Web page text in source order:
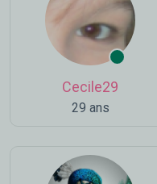
Cecile29
29 ans